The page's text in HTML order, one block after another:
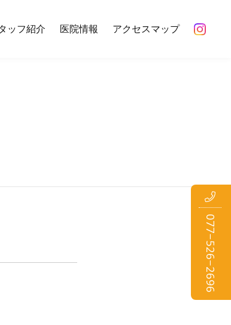
077−526−2696
ッフ紹介 医院情報 アクセスマップ